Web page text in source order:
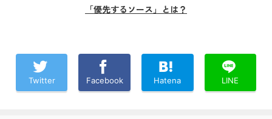
「優先するソース」とは？
Twitter Facebook Hatena LINE